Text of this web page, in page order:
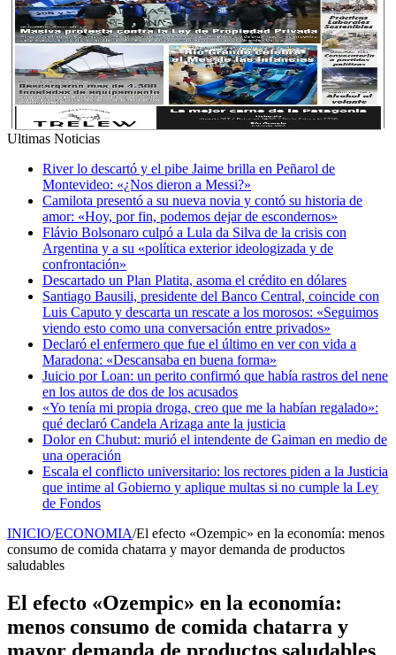
Ultimas Noticias
River lo descartó y el pibe Jaime brilla en Peñarol de
Montevideo: «¿Nos dieron a Messi?»
Camilota presentó a su nueva novia y contó su historia de
amor: «Hoy, por fin, podemos dejar de escondernos»
Flávio Bolsonaro culpó a Lula da Silva de la crisis con
Argentina y a su «política exterior ideologizada y de
confrontación»
Descartado un Plan Platita, asoma el crédito en dólares
Santiago Bausili, presidente del Banco Central, coincide con
Luis Caputo y descarta un rescate a los morosos: «Seguimos
viendo esto como una conversación entre privados»
Declaró el enfermero que fue el último en ver con vida a
Maradona: «Descansaba en buena forma»
Juicio por Loan: un perito confirmó que había rastros del nene
en los autos de dos de los acusados
«Yo tenía mi propia droga, creo que me la habían regalado»:
qué declaró Candela Arizaga ante la justicia
Dolor en Chubut: murió el intendente de Gaiman en medio de
una operación
Escala el conflicto universitario: los rectores piden a la Justicia
que intime al Gobierno y aplique multas si no cumple la Ley
de Fondos
INICIO/ECONOMIA/El efecto «Ozempic» en la economía: menos
consumo de comida chatarra y mayor demanda de productos
saludables
El efecto «Ozempic» en la economía:
menos consumo de comida chatarra y